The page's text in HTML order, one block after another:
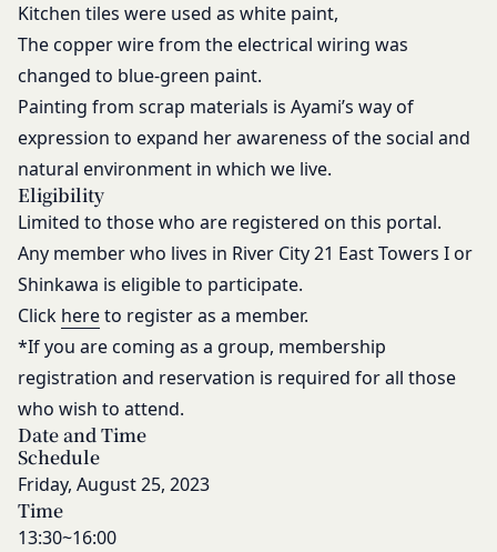
Kitchen tiles were used as white paint,
The copper wire from the electrical wiring was
changed to blue-green paint.
Painting from scrap materials is Ayami’s way of
expression to expand her awareness of the social and
natural environment in which we live.
Eligibility
Limited to those who are registered on this portal.
Any member who lives in River City 21 East Towers I or
Shinkawa is eligible to participate.
Click hereto register as a member.
*If you are coming as a group, membership
registration and reservation is required for all those
who wish to attend.
Date and Time
Schedule
Friday, August 25, 2023
Time
13:30~16:00
一切責任を負わないものとします。
会員が、本サービスをご利用になることにより、他
の会員または第三者に対して損害等を与えた場合に
は、当該会員は自己の責任と費用において解決し、
当社には一切損害等を与えないものとします。
会員は、本サービスを当社が別途定める「
奨環境
定に従わず利用したことにより生じた損害について
は、一切責任を負わないものとします。
第17条（別途協議）
当社および会員は、本サービスの利用に関して本規
約に定めのない事項または本規約の解釈に疑義が生
じた場合には、双方誠意をもって話し合い、これを
解決するものとします。
本規約のいずれかの条項またはその一部が、消費者
契約法その他の法令等により無効または執行不能と
判断された場合であっても、本規約の残りの規定お
残りの部分は、継続して完全に効力を有するものと